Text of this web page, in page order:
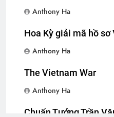
3 Years Ago
Anthony Ha
Hoa Kỳ giải mã hồ
Anthony Ha
The Vietnam War
Anthony Ha
Chuẩn Tướng Trần